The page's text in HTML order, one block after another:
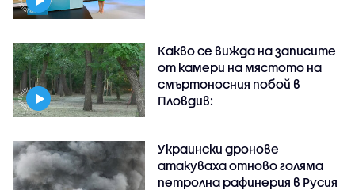
Какво се вижда на записите
от камери на мястото на
смъртоносния побой в
Пловдив:
Украински дронове
атакуваха отново голяма
петролна рафинерия в Русия